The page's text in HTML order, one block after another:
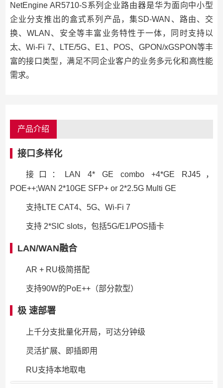
NetEngine AR5710-S系列企业路由器是华为面向中小型
企业分支推出的盒式系列产品，集SD-WAN、路由、交
换、WLAN、安全等丰富业务特性于一体，同时支持以
太、Wi-Fi 7、LTE/5G、E1、POS、GPON/xGSPON等丰
富的接口类型，满足不同企业客户的业务多元化和高性能
需求。
产品介绍
接口多样化
接口：LAN 4* GE combo +4*GE RJ45，
POE++;WAN 2*10GE SFP+ or 2*2.5G Multi GE
支持LTE CAT4、5G、Wi-Fi 7
支持 2*SIC slots，包括5G/E1/POS插卡
LAN/WAN融合
AR + RU极简搭配
支持90W的PoE++（部分款型）
极 速部署
上千分支批量化开局，可达分钟级
灵活扩展、即插即用
RU支持本地取电